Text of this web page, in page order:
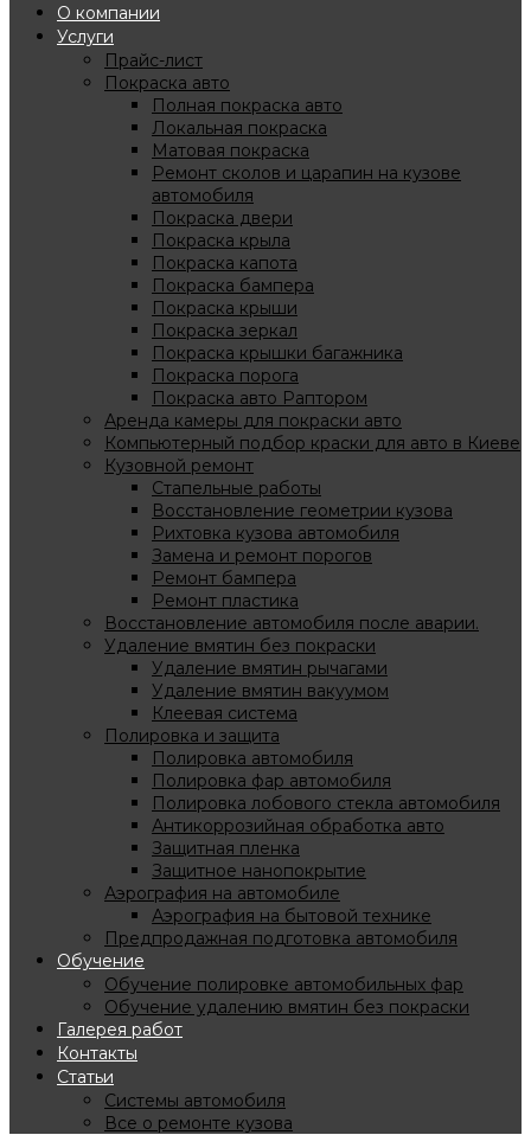
О компании
Услуги
Прайс-лист
Покраска авто
Полная покраска авто
Локальная покраска
Матовая покраска
Ремонт сколов и царапин на кузове
автомобиля
Покраска двери
Покраска крыла
Покраска капота
Покраска бампера
Покраска крыши
Покраска зеркал
Покраска крышки багажника
Покраска порога
Покраска авто Раптором
Аренда камеры для покраски авто
Компьютерный подбор краски для авто в Киеве
Кузовной ремонт
Стапельные работы
Восстановление геометрии кузова
Рихтовка кузова автомобиля
Замена и ремонт порогов
Ремонт бампера
Ремонт пластика
Восстановление автомобиля после аварии.
Удаление вмятин без покраски
Удаление вмятин рычагами
Удаление вмятин вакуумом
Клеевая система
Полировка и защита
Полировка автомобиля
Полировка фар автомобиля
Полировка лобового стекла автомобиля
Антикоррозийная обработка авто
Защитная пленка
Защитное нанопокрытие
Аэрография на автомобиле
Аэрография на бытовой технике
Предпродажная подготовка автомобиля
Обучение
Обучение полировке автомобильных фар
Обучение удалению вмятин без покраски
Галерея работ
Контакты
Статьи
Системы автомобиля
Все о ремонте кузова